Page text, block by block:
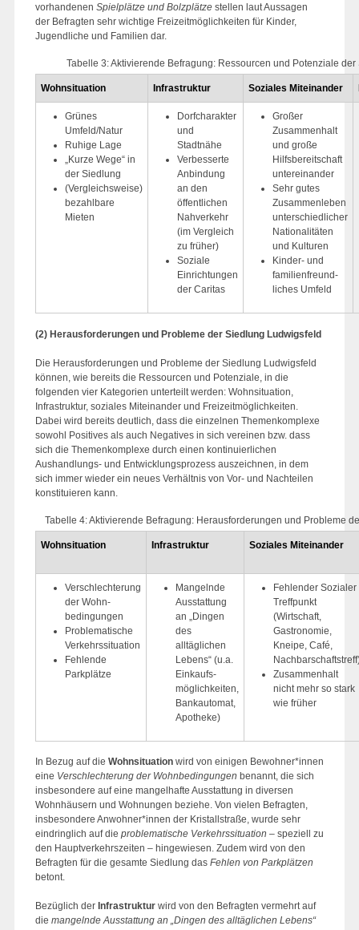
vorhandenen Spielplätze und Bolzplätze stellen laut Aussagen
der Befragten sehr wichtige Freizeitmöglichkeiten für Kinder,
Jugendliche und Familien dar.
Tabelle 3: Aktivierende Befragung: Ressourcen und Potenziale
Wohnsituation Infrastruktur Soziales Miteinander
Grünes
Umfeld/Natur
Ruhige Lage
„Kurze Wege“ in
der Siedlung
(Vergleichsweise)
bezahlbare
Mieten
Dorfcharakter
und
Stadtnähe
Verbesserte
Anbindung
an den
öffentlichen
Nahverkehr
(im Vergleich
zu früher)
Soziale
Einrichtungen
der Caritas
Großer
Zusammenhalt
und große
Hilfsbereitschaft
untereinander
Sehr gutes
Zusammenleben
unterschiedlicher
Nationalitäten
und Kulturen
Kinder- und
familienfreund-
liches Umfeld
(2) Herausforderungen und Probleme der Siedlung Ludwigsfeld
Die Herausforderungen und Probleme der Siedlung Ludwigsfeld
können, wie bereits die Ressourcen und Potenziale, in die
folgenden vier Kategorien unterteilt werden: Wohnsituation,
Infrastruktur, soziales Miteinander und Freizeitmöglichkeiten.
Dabei wird bereits deutlich, dass die einzelnen Themenkomplexe
sowohl Positives als auch Negatives in sich vereinen bzw. dass
sich die Themenkomplexe durch einen kontinuierlichen
Aushandlungs- und Entwicklungsprozess auszeichnen, in dem
sich immer wieder ein neues Verhältnis von Vor- und Nachteilen
konstituieren kann.
Tabelle 4: Aktivierende Befragung: Herausforderungen und Probleme
Wohnsituation Infrastruktur Soziales Miteinander
Verschlechterung
der Wohn-
bedingungen
Problematische
Verkehrssituation
Fehlende
Parkplätze
Mangelnde
Ausstattung
an „Dingen
des
alltäglichen
Lebens“ (u.a.
Einkaufs-
möglichkeiten,
Bankautomat,
Apotheke)
Fehlender Sozialer
Treffpunkt
(Wirtschaft,
Gastronomie,
Kneipe, Café,
Zusammenhalt
nicht mehr so stark
wie früher
In Bezug auf die Wohnsituation wird von einigen Bewohner*innen
eine Verschlechterung der Wohnbedingungen benannt, die sich
insbesondere auf eine mangelhafte Ausstattung in diversen
Wohnhäusern und Wohnungen beziehe. Von vielen Befragten,
insbesondere Anwohner*innen der Kristallstraße, wurde sehr
eindringlich auf die problematische Verkehrssituation – speziell zu
den Hauptverkehrszeiten – hingewiesen. Zudem wird von den
Befragten für die gesamte Siedlung das Fehlen von Parkplätzen
betont.
Bezüglich der Infrastruktur wird von den Befragten vermehrt auf
die mangelnde Ausstattung an „Dingen des alltäglichen Lebens“